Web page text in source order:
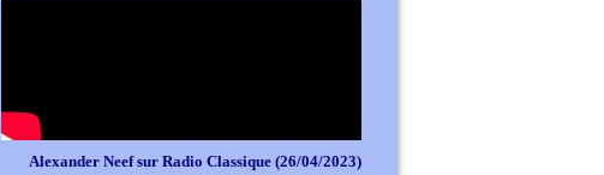
Alexander Neef sur Radio Classique (26/04/2023)